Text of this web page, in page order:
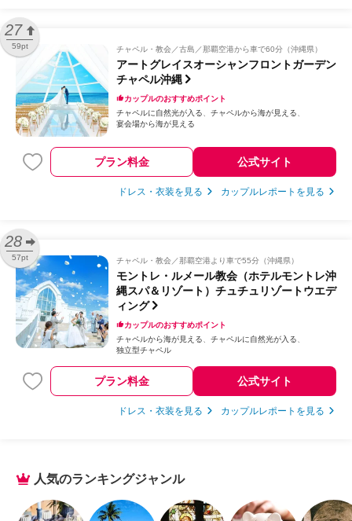
27
59pt チャペル・教会 古島／那覇空港から車で60分（沖縄県）
アートグレイスオーシャンフロントガーデン
チャペル沖縄
カップルのおすすめポイント
チャペルに自然光が入る
チャペルから海が見える
宴会場から海が見える
プラン料金 公式サイト
ドレス・衣装を見る カップルレポートを見る
28
57pt チャペル・教会 那覇空港より車で55分（沖縄県）
モントレ・ルメール教会（ホテルモントレ沖
縄スパ＆リゾート）チュチュリゾートウエデ
ィング
カップルのおすすめポイント
チャペルから海が見える
チャペルに自然光が入る
独立型チャペル
プラン料金 公式サイト
ドレス・衣装を見る カップルレポートを見る
人気のランキングジャンル